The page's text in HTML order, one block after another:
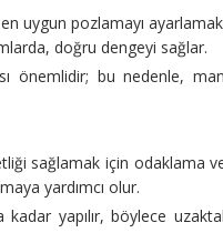
pozlamayı ayarlamak
doğru dengeyi sağlar.
önemlidir; bu nedenle,
sağlamak için odaklama
yardımcı olur.
yapılır, böylece